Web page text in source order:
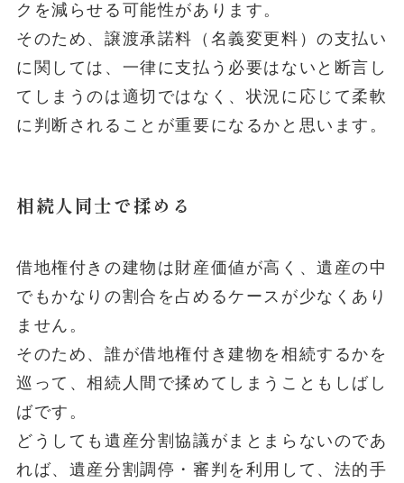
クを減らせる可能性があります。
そのため、譲渡承諾料（名義変更料）の支払い
に関しては、一律に支払う必要はないと断言し
てしまうのは適切ではなく、状況に応じて柔軟
に判断されることが重要になるかと思います。
相続人同士で揉める
借地権付きの建物は財産価値が高く、遺産の中
でもかなりの割合を占めるケースが少なくあり
ません。
そのため、誰が借地権付き建物を相続するかを
巡って、相続人間で揉めてしまうこともしばし
ばです。
どうしても遺産分割協議がまとまらないのであ
れば、遺産分割調停・審判を利用して、法的手